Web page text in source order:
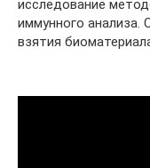
исследование
иммунного анализа.
взятия